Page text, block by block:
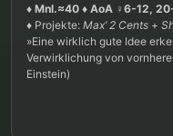
♦ Mnl.≈40 ♦ AoA ♀6-12,
♦ Projekte: Max’ 2 Cents +
»Eine wirklich gute Idee
Verwirklichung von
Einstein)